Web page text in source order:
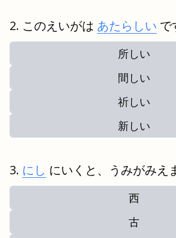
このえいがは あたらしい で
所しい
間しい
祈しい
新しい
にし にいくと、うみがみえ
西
古